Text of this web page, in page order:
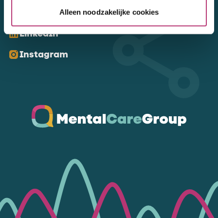
Alleen noodzakelijke cookies
Kom ons volgen
LinkedIn
Instagram